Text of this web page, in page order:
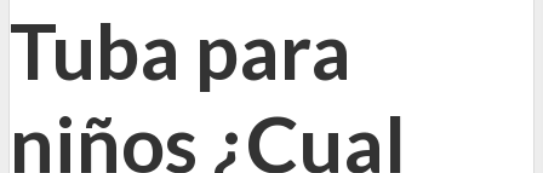
Tuba para
niños ¿Cual